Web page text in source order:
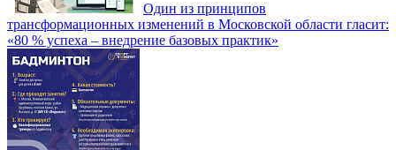
Один из принципов
трансформационных изменений в Московской области гласит:
«80 % успеха – внедрение базовых практик»